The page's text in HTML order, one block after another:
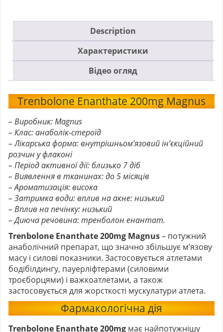
Description
Характеристики
Відео огляд
Trenbolone Enanthate 200mg Magnus
– Виробник: Magnus
– Клас: анаболік-стероїд
– Лікарська форма: внутрішньом’язовий ін’єкційний
розчин у флаконі
– Період активної дії: близько 7 діб
– Виявлення в тканинах: до 5 місяців
– Ароматизація: висока
– Затримка води: вплив на акне: низький
– Вплив на печінку: низький
– Диюча речовина: тренболон енантат.
Trenbolone Enanthate 200mg Magnus– потужний
анаболічний препарат, що значно збільшує м’язову
масу і силові показники. Застосовується атлетами
бодібілдингу, пауерліфтерами (силовими
троєборцями) і важкоатлетами, а також
застосовується для жорсткості мускулатури атлета.
Фармакологічна дія
Trenbolone Enanthate 200mg має найпотужнішу